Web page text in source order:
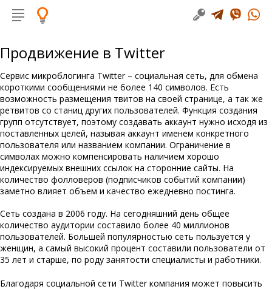
Продвижение в Twitter
Сервис микроблогинга Twitter – социальная сеть, для обмена
короткими сообщениями не более 140 символов. Есть
возможность размещения твитов на своей странице, а так же
ретвитов со станиц других пользователей. Функция создания
групп отсутствует, поэтому создавать аккаунт нужно исходя из
поставленных целей, называя аккаунт именем конкретного
пользователя или названием компании. Ограничение в
символах можно компенсировать наличием хорошо
индексируемых внешних ссылок на сторонние сайты. На
количество фолловеров (подписчиков событий компании)
заметно влияет объем и качество ежедневно постинга.
Сеть создана в 2006 году. На сегодняшний день общее
количество аудитории составило более 40 миллионов
пользователей. Большей популярностью сеть пользуется у
женщин, а самый высокий процент составили пользователи от
35 лет и старше, по роду занятости специалисты и работники.
Благодаря социальной сети Twitter компания может повысить